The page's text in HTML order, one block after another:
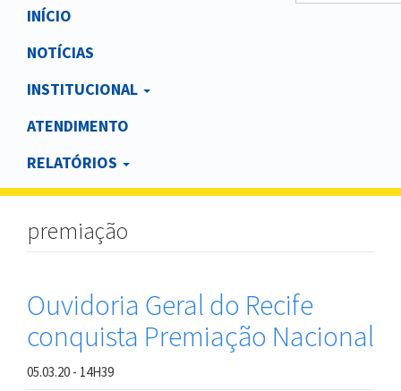
Main
navigation
INÍCIO
NOTÍCIAS
INSTITUCIONAL
ATENDIMENTO
RELATÓRIOS
premiação
Ouvidoria Geral do Recife
conquista Premiação Nacional
05.03.20 - 14H39